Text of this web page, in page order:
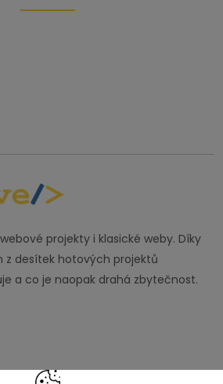
projekty i klasické weby. Díky
z desítek hotových projektů
a co je naopak drahá zbytečnost.